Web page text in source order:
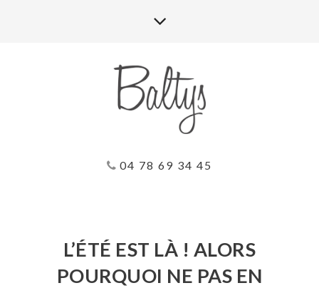
04 78 69 34 45
L’ÉTÉ EST LÀ ! ALORS
POURQUOI NE PAS EN